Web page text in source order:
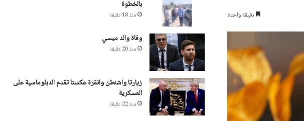
دقيقة واحدة
بالخطوة
منذ 18 دقيقة
وفاة والد ميسي
منذ 20 دقيقة
زيارتا واشنطن وانقرة عكستا تقدم الدبلوماسية على
العسكرية
منذ 22 دقيقة